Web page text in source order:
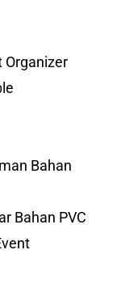
Organizer
Bahan
Bahan PVC